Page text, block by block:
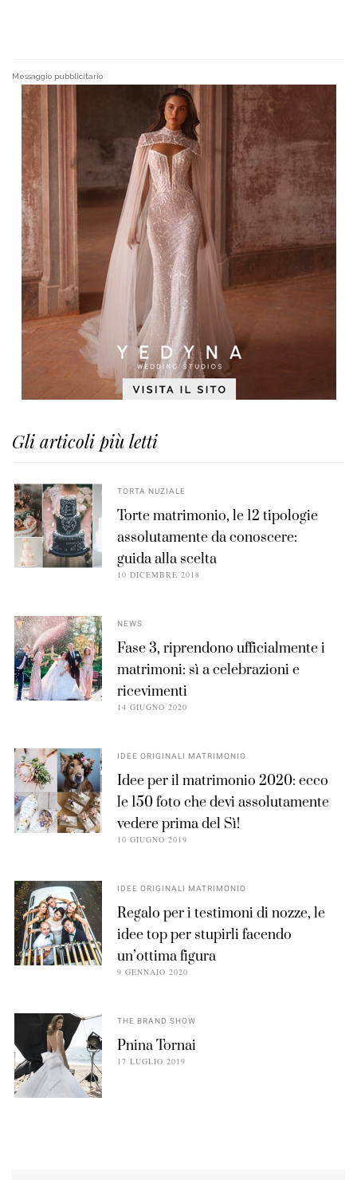
Messaggio pubblicitario
Gli articoli più letti
TORTA NUZIALE
Torte matrimonio, le 12 tipologie
assolutamente da conoscere:
guida alla scelta
10 DICEMBRE 2018
NEWS
Fase 3, riprendono ufficialmente i
matrimoni: sì a celebrazioni e
ricevimenti
14 GIUGNO 2020
IDEE ORIGINALI MATRIMONIO
Idee per il matrimonio 2020: ecco
le 150 foto che devi assolutamente
vedere prima del Sì!
10 GIUGNO 2019
IDEE ORIGINALI MATRIMONIO
Regalo per i testimoni di nozze, le
idee top per stupirli facendo
un’ottima figura
9 GENNAIO 2020
THE BRAND SHOW
Pnina Tornai
17 LUGLIO 2019